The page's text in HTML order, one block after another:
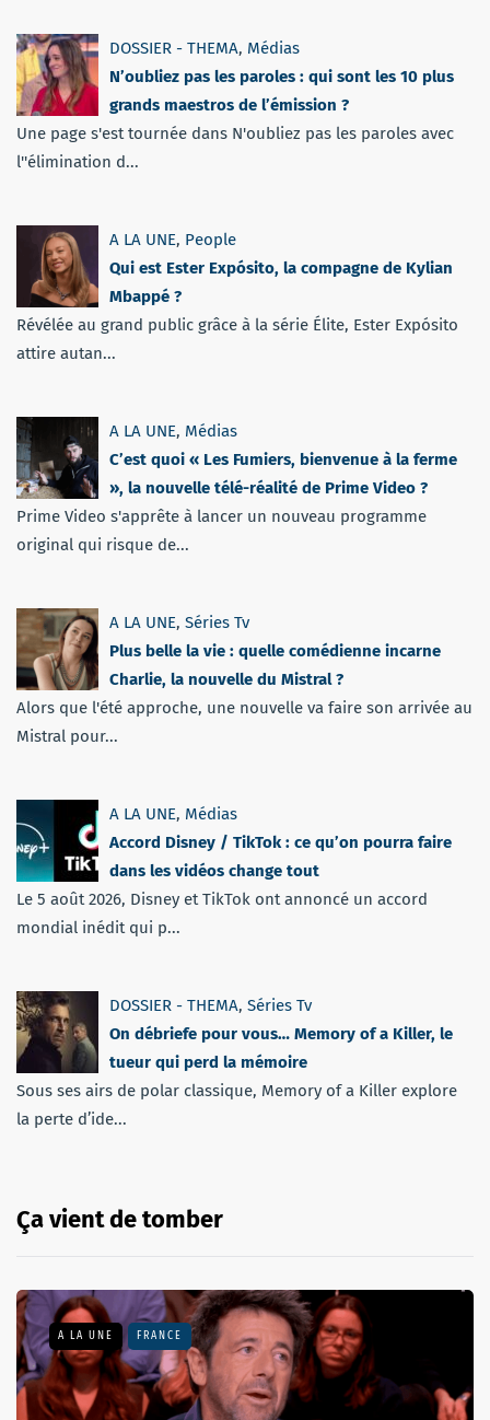
DOSSIER - THEMA, Médias
N’oubliez pas les paroles : qui sont les 10 plus
grands maestros de l’émission ?
Une page s'est tournée dans N'oubliez pas les paroles avec
l''élimination d...
A LA UNE, People
Qui est Ester Expósito, la compagne de Kylian
Mbappé ?
Révélée au grand public grâce à la série Élite, Ester Expósito
attire autan...
A LA UNE, Médias
C’est quoi « Les Fumiers, bienvenue à la ferme
», la nouvelle télé-réalité de Prime Video ?
Prime Video s'apprête à lancer un nouveau programme
original qui risque de...
A LA UNE, Séries Tv
Plus belle la vie : quelle comédienne incarne
Charlie, la nouvelle du Mistral ?
Alors que l'été approche, une nouvelle va faire son arrivée au
Mistral pour...
A LA UNE, Médias
Accord Disney / TikTok : ce qu’on pourra faire
dans les vidéos change tout
Le 5 août 2026, Disney et TikTok ont annoncé un accord
mondial inédit qui p...
DOSSIER - THEMA, Séries Tv
On débriefe pour vous… Memory of a Killer, le
tueur qui perd la mémoire
Sous ses airs de polar classique, Memory of a Killer explore
la perte d’ide...
Ça vient de tomber
A LA UNE FRANCE